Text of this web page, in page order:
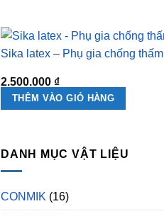
Sika latex – Phụ gia chống thấm
2.500.000 ₫
THÊM VÀO GIỎ HÀNG
DANH MỤC VẬT LIỆU
CONMIK (16)